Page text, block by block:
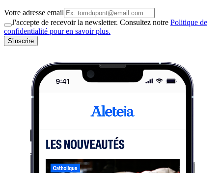
Votre adresse email
J'accepte de recevoir la newsletter. Consultez notre Politique de
confidentialité pour en savoir plus.
S'inscrire